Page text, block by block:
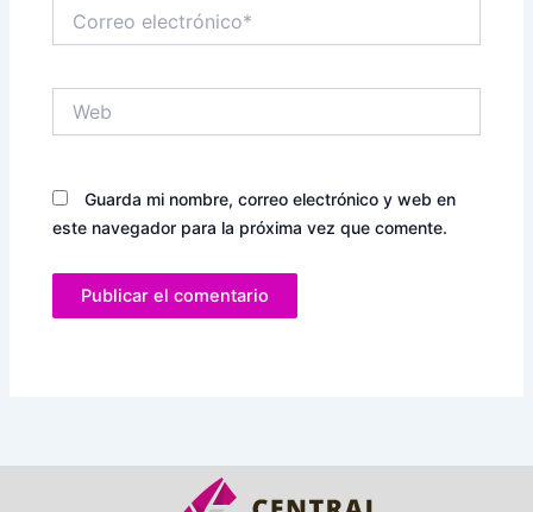
electrónico*
Guarda mi nombre, correo electrónico y web en
este navegador para la próxima vez que comente.